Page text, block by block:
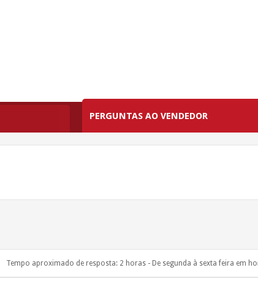
PERGUNTAS AO VENDEDOR
Tempo aproximado de resposta: 2 horas - De segunda à sexta feira em